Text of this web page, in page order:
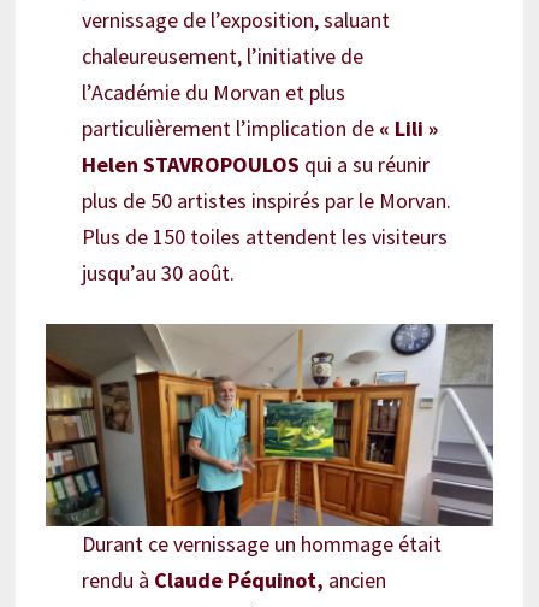
vernissage de l’exposition, saluant
chaleureusement, l’initiative de
l’Académie du Morvan et plus
particulièrement l’implication de « Lili »
Helen STAVROPOULOS qui a su réunir
plus de 50 artistes inspirés par le Morvan.
Plus de 150 toiles attendent les visiteurs
jusqu’au 30 août.
Durant ce vernissage un hommage était
rendu à Claude Péquinot, ancien